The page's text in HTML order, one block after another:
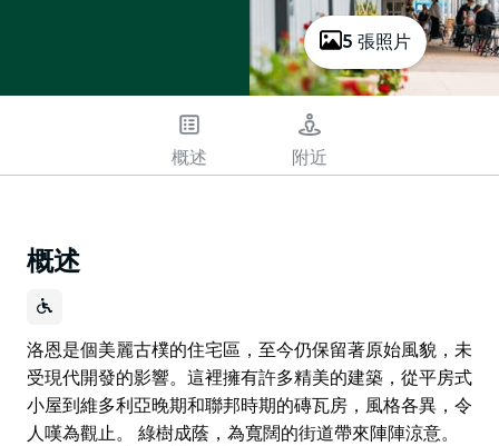
5 張照片
概述 附近
概述
洛恩是個美麗古樸的住宅區，至今仍保留著原始風貌，未
受現代開發的影響。這裡擁有許多精美的建築，從平房式
小屋到維多利亞晚期和聯邦時期的磚瓦房，風格各異，令
人嘆為觀止。 綠樹成蔭，為寬闊的街道帶來陣陣涼意。